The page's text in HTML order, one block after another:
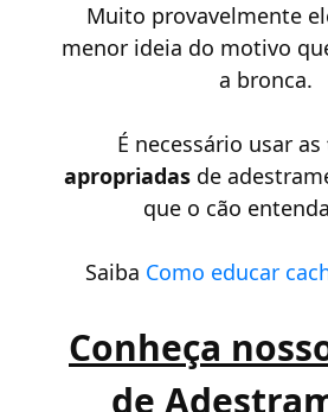
Muito provavelmente
menor ideia do motivo
a bronca.
É necessário usar as
apropriadas de
que o cão
Saiba Como educar
Conheça
de